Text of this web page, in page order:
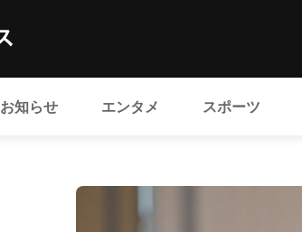
お知らせ エンタメ スポーツ